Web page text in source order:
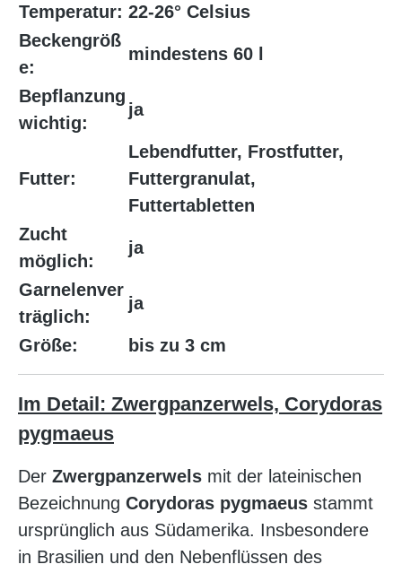
Temperatur: 22-26° Celsius
Beckengröß
e:
mindestens 60 l
Bepflanzung
wichtig:
ja
Futter:
Lebendfutter, Frostfutter,
Futtergranulat,
Futtertabletten
Zucht
möglich:
ja
Garnelenver
träglich:
ja
Größe: bis zu 3 cm
Im Detail: Zwergpanzerwels, Corydoras
pygmaeus
Der Zwergpanzerwels mit der lateinischen
Bezeichnung Corydoras pygmaeus stammt
ursprünglich aus Südamerika. Insbesondere
in Brasilien und den Nebenflüssen des